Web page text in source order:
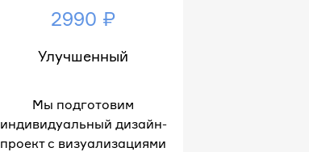
2990 ₽
Улучшенный
Мы подготовим
индивидуальный дизайн-
проект с визуализациями